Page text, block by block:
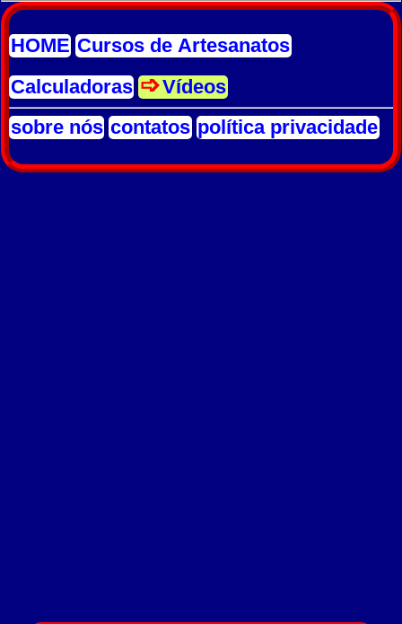
HOME Cursos de Artesanatos
Calculadoras
Vídeos
sobre nós contatos política privacidade